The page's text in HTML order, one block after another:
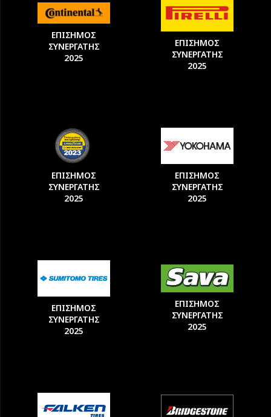
ΕΠΙΣΗΜΟΣ
ΣΥΝΕΡΓΑΤΗΣ
2025
ΕΠΙΣΗΜΟΣ
ΣΥΝΕΡΓΑΤΗΣ
2025
ΕΠΙΣΗΜΟΣ
ΣΥΝΕΡΓΑΤΗΣ
2025
ΕΠΙΣΗΜΟΣ
ΣΥΝΕΡΓΑΤΗΣ
2025
ΕΠΙΣΗΜΟΣ
ΣΥΝΕΡΓΑΤΗΣ
2025
ΕΠΙΣΗΜΟΣ
ΣΥΝΕΡΓΑΤΗΣ
2025